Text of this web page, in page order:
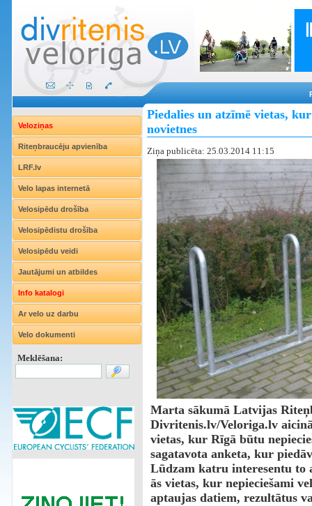
Veloziņas
Riteņbraucēju apvienība
LRF.lv
Velo lapas internetā
Velosipēdu drošība
Velosipēdistu drošība
Velosipēdu veidi
Jautājumi un atbildes
Info katalogi
Ar velo uz darbu
Velo dokumenti
Meklēšana:
Piedalies un atzīmē vietas,
novietnes
Ziņa publicēta: 25.03.2014 11:15
Marta sākumā Latvijas
Divritenis.lv/Veloriga.lv
vietas, kur Rīgā būtu
sagatavota anketa, kur
Lūdzam katru interesentu to
ās vietas, kur nepieciešami
aptaujas datiem, rezultātus